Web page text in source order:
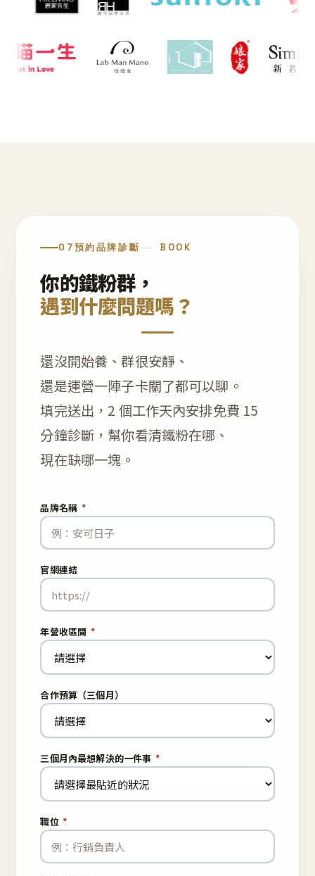
07預約品牌診斷 BOOK
你的鐵粉群，
遇到什麼問題嗎？
還沒開始養、群很安靜、
還是運營一陣子卡關了都可以聊。
填完送出，2 個工作天內安排免費 15
分鐘診斷，幫你看清鐵粉在哪、
現在缺哪一塊。
品牌名稱 *
官網連結
年營收區間 *
合作預算（三個月）
三個月內最想解決的一件事 *
職位 *